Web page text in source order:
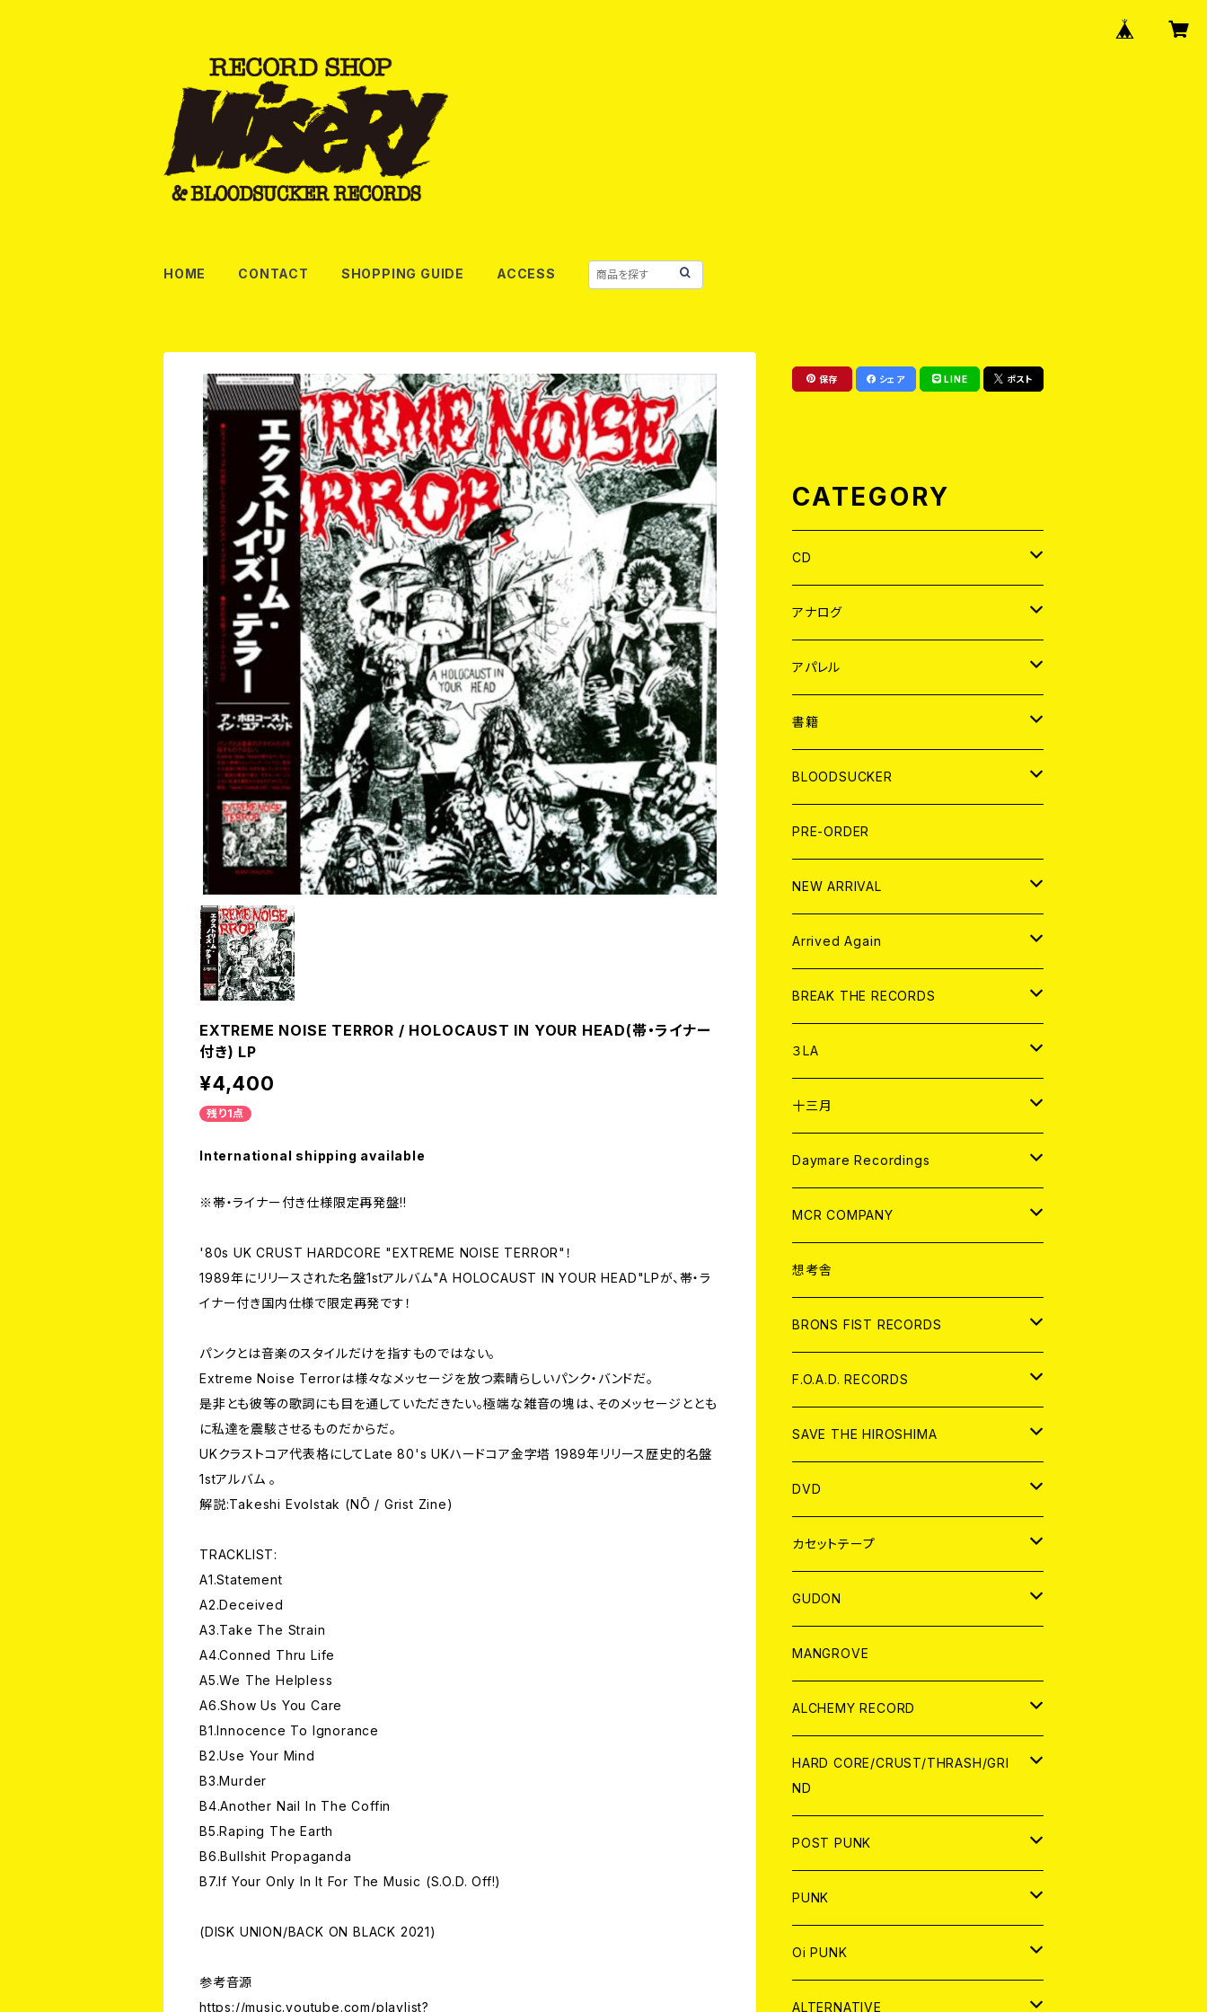
HOME CONTACT SHOPPING GUIDE ACCESS
EXTREME NOISE TERROR / HOLOCAUST IN YOUR HEAD(帯・ライナー
付き) LP
¥4,400
残り1点
International shipping available
※帯・ライナー付き仕様限定再発盤!!
'80s UK CRUST HARDCORE "EXTREME NOISE TERROR"！
1989年にリリースされた名盤1stアルバム"A HOLOCAUST IN YOUR HEAD"LPが、帯・ラ
イナー付き国内仕様で限定再発です！
パンクとは音楽のスタイルだけを指すものではない。
Extreme Noise Terrorは様々なメッセージを放つ素晴らしいパンク・バンドだ。
是非とも彼等の歌詞にも目を通していただきたい。極端な雑音の塊は、そのメッセージととも
に私達を震駭させるものだからだ。
UKクラストコア代表格にしてLate 80's UKハードコア金字塔 1989年リリース歴史的名盤
1stアルバム 。
解説:Takeshi Evolstak (NŌ / Grist Zine)
TRACKLIST:
A1.Statement
A2.Deceived
A3.Take The Strain
A4.Conned Thru Life
A5.We The Helpless
A6.Show Us You Care
B1.Innocence To Ignorance
B2.Use Your Mind
B3.Murder
B4.Another Nail In The Coffin
B5.Raping The Earth
B6.Bullshit Propaganda
B7.If Your Only In It For The Music (S.O.D. Off!)
(DISK UNION/BACK ON BLACK 2021)
参考音源
https://music.youtube.com/playlist?
保存 シェア LINE ポスト
CATEGORY
CD
JAPAN
WORLD
アナログ
JAPAN
７EP
LP
WORLD
7EP
LP
アパレル
JAPAN
T-shirt
HOOD
WORLD
T-shirt
HOOD
書籍
MAGAZINE
BOLLOCKS
EL ZINE
写真集 (PHOTOBOOK)
BLOODSUCKER
CD
アナログ
アパレル
書籍
DIGITAL CONTENTS
PRE-ORDER
NEW ARRIVAL
CD
アナログ
Arrived Again
CD
アナログ
BREAK THE RECORDS
CD
ANALOG
アパレル
３LA
CD
ANALOG
十三月
CD
ANALOG
Daymare Recordings
CD
ANALOG
MCR COMPANY
CD
アパレル
ANALOG
想考舎
BRONS FIST RECORDS
CD
ANALOG
F.O.A.D. RECORDS
CD
ANALOG
SAVE THE HIROSHIMA
アパレル
BADGE
DVD
JAPAN
WORLD
カセットテープ
JAPAN
WORLD
GUDON
アパレル
PATCH
アナログ
DIGITAL CONTENTS
MANGROVE
ALCHEMY RECORD
CD
ANALOG
HARD CORE/CRUST/THRASH/GRI
ND
JAPAN
CD
ANALOG
WORLD
CD
ANALOG
POST PUNK
CD
JAPAN
WORLD
ANALOG
JAPAN
PUNK
JAPAN
CD
WORLD
Oi PUNK
JAPAN
ALTERNATIVE